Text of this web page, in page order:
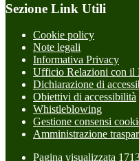
Sezione Link Utili
Cookie policy
Note legali
Informativa Privacy
Ufficio Relazioni con il
Dichiarazione di
Obiettivi di accessibilità
Whistleblowing
Gestione consensi
Amministrazione
Pagina visualizzata